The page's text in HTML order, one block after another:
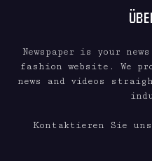
Newspaper is your
fashion website. We
news and videos
Kontaktieren Sie